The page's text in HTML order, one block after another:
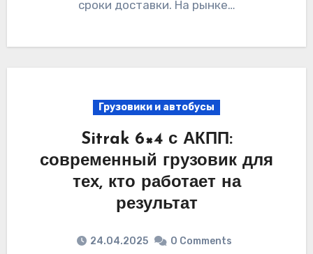
сроки доставки. На рынке…
Грузовики и автобусы
Sitrak 6×4 с АКПП:
современный грузовик для
тех, кто работает на
результат
24.04.2025 0 Comments